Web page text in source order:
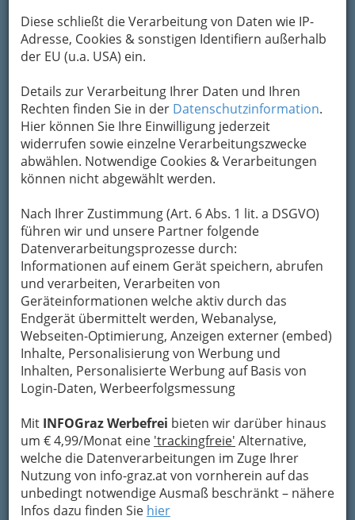
Diese schließt die Verarbeitung von Daten wie IP-
Adresse, Cookies & sonstigen Identifiern außerhalb
der EU (u.a. USA) ein.
Details zur Verarbeitung Ihrer Daten und Ihren
Rechten finden Sie in der Datenschutzinformation.
Hier können Sie Ihre Einwilligung jederzeit
widerrufen sowie einzelne Verarbeitungszwecke
abwählen. Notwendige Cookies & Verarbeitungen
können nicht abgewählt werden.
Nach Ihrer Zustimmung (Art. 6 Abs. 1 lit. a DSGVO)
führen wir und unsere Partner folgende
Datenverarbeitungsprozesse durch:
Informationen auf einem Gerät speichern, abrufen
und verarbeiten, Verarbeiten von
Geräteinformationen welche aktiv durch das
Endgerät übermittelt werden, Webanalyse,
Webseiten-Optimierung, Anzeigen externer (embed)
Inhalte, Personalisierung von Werbung und
Inhalten, Personalisierte Werbung auf Basis von
Login-Daten, Werbeerfolgsmessung
Mit INFOGraz Werbefrei bieten wir darüber hinaus
um € 4,99/Monat eine 'trackingfreie' Alternative,
welche die Datenverarbeitungen im Zuge Ihrer
Nutzung von info-graz.at von vornherein auf das
unbedingt notwendige Ausmaß beschränkt – nähere
Infos dazu finden Sie hier
Adresse mit Google Maps anschauen
Kontaktaufnahme
Um die Info-Graz Firmenvor Spam-Mails zu
bewahren, verwenden wir an dieser Stelle zur
Übermittlung Ihrer Nachricht ein sicheres
Formular. Ihre Nachricht wird nach dem
Absenden umgehend per Mail an das
Unternehmen Billa Aktiengesellschaft
weitergeleitet.
Mein Name
Meine Email Adresse
Mein Betreff
Meine Nachricht